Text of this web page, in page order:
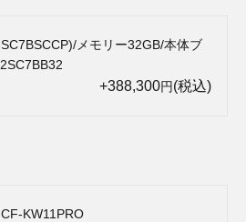
メモリー32GB/本体ブ
+388,300円(税込)
KW11PRO